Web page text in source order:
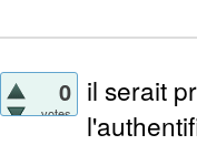
0
votes
il serait